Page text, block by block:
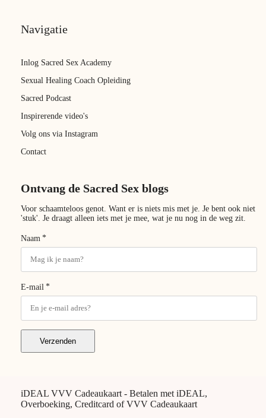
Navigatie
Inlog Sacred Sex Academy
Sexual Healing Coach Opleiding
Sacred Podcast
Inspirerende video's
Volg ons via Instagram
Contact
Ontvang de Sacred Sex blogs
Voor schaamteloos genot. Want er is niets mis met je. Je bent ook niet
'stuk'. Je draagt alleen iets met je mee, wat je nu nog in de weg zit.
Naam *
E-mail *
Verzenden
iDEAL VVV Cadeaukaart - Betalen met iDEAL,
Overboeking, Creditcard of VVV Cadeaukaart